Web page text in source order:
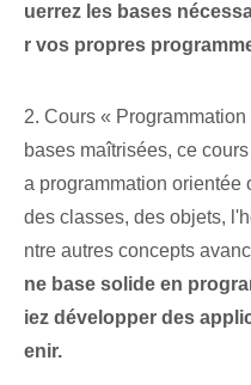
uerrez les bases
r vos propres
2. Cours «
bases maîtrisées, ce
a programmation orientée
des classes, des objets,
ntre autres concepts
ne base solide en
iez développer des
enir.